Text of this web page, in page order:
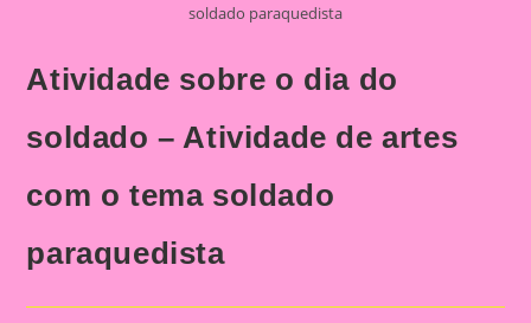
soldado paraquedista
Atividade sobre o dia do
soldado – Atividade de artes
com o tema soldado
paraquedista